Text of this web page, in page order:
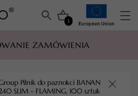
1
ZAMÓWIENIA
Pilnik do paznokci BANAN
SLIM - FLAMING, 100 sztuk